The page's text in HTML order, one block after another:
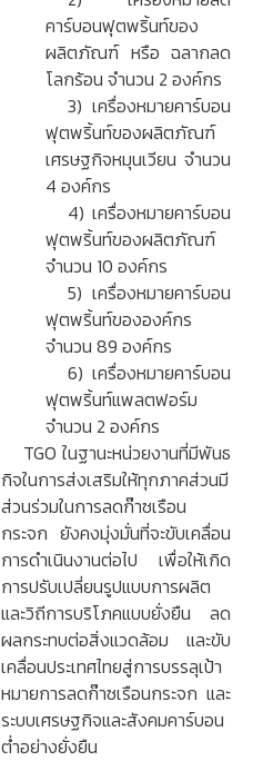
คาร์บอนฟุตพริ้นท์ของ
ผลิตภัณฑ์ หรือ ฉลากลด
โลกร้อน จำนวน 2 องค์กร
3) เครื่องหมายคาร์บอน
ฟุตพริ้นท์ของผลิตภัณฑ์
เศรษฐกิจหมุนเวียน จำนวน
4 องค์กร
4) เครื่องหมายคาร์บอน
ฟุตพริ้นท์ของผลิตภัณฑ์
จำนวน 10 องค์กร
5) เครื่องหมายคาร์บอน
ฟุตพริ้นท์ขององค์กร
จำนวน 89 องค์กร
6) เครื่องหมายคาร์บอน
ฟุตพริ้นท์แพลตฟอร์ม
จำนวน 2 องค์กร
TGO ในฐานะหน่วยงานที่มีพันธ
กิจในการส่งเสริมให้ทุกภาคส่วนมี
ส่วนร่วมในการลดก๊าซเรือน
กระจก ยังคงมุ่งมั่นที่จะขับเคลื่อน
การดำเนินงานต่อไป เพื่อให้เกิด
การปรับเปลี่ยนรูปแบบการผลิต
และวิถีการบริโภคแบบยั่งยืน ลด
ผลกระทบต่อสิ่งแวดล้อม และขับ
เคลื่อนประเทศไทยสู่การบรรลุเป้า
หมายการลดก๊าซเรือนกระจก และ
ระบบเศรษฐกิจและสังคมคาร์บอน
ต่ำอย่างยั่งยืน